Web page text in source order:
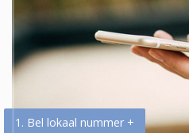
1. Bel lokaal nummer +